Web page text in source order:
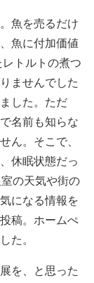
魚を売るだけ
魚に付加価値
トルトの煮つ
ませんでした
した。ただ
名前も知らな
ん。そこで、
休眠状態だっ
の天気や街の
になる情報を
稿。ホームぺ
た。
を、と思った